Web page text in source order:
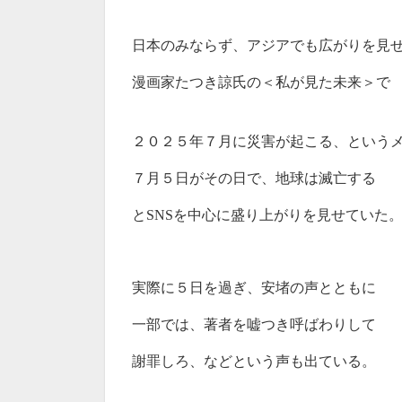
日本のみならず、アジアでも広がりを見
漫画家たつき諒氏の＜私が見た未来＞で
２０２５年７月に災害が起こる、という
７月５日がその日で、地球は滅亡する
と SNSを中心に盛り上がりを見せていた。
実際に５日を過ぎ、安堵の声とともに
一部では、著者を嘘つき呼ばわりして
謝罪しろ、などという声も出ている。